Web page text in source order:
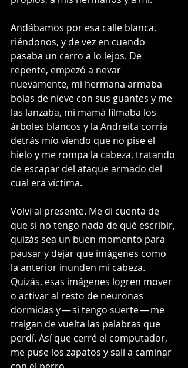
Andábamos por esa calle blanca,
riéndonos, y de vez en cuando
pasaba un carro a lo lejos. De
repente, empezó a nevar
nuevamente, mi hermana armaba
bolas de nieve con sus guantes y me
las lanzaba, mi mamá filmaba los
árboles blancos y la Andreita corría
detrás mío viendo que no pise el
hielo y me rompa la cabeza, tratando
de escapar del ataque armado del
cual era víctima.
Volví al presente. Me di cuenta de
que si no tengo nada de qué escribir,
quizás sea un buen momento para
pausar y dejar que imágenes como
la anterior inunden mi cabeza.
Quizás, esas imágenes logren mover
o activar al resto de neuronas
dormidas y — si tengo suerte — me
traigan de vuelta las palabras que
perdí. Así que cerré el computador,
me puse los zapatos y salí a caminar